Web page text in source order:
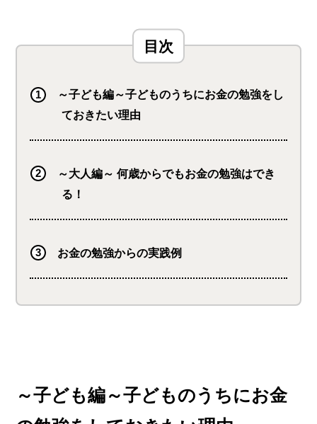
金も月最大7回無料（スーパー
VIPの場合）になるなどお得
ム」へのエントリーが必要で
す
～子ども編～子どものうちにお金の勉強をし
ておきたい理由
～大人編～ 何歳からでもお金の勉強はでき
る！
お金の勉強からの実践例
～子ども編～子どものうちにお金